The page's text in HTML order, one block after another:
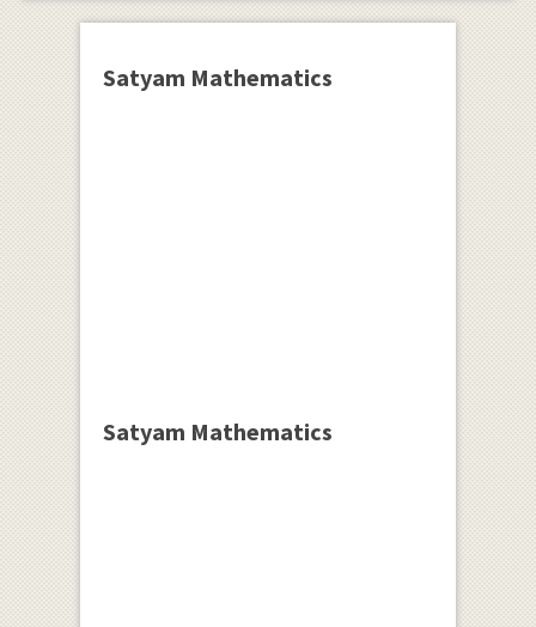
Satyam Mathematics
Satyam Mathematics